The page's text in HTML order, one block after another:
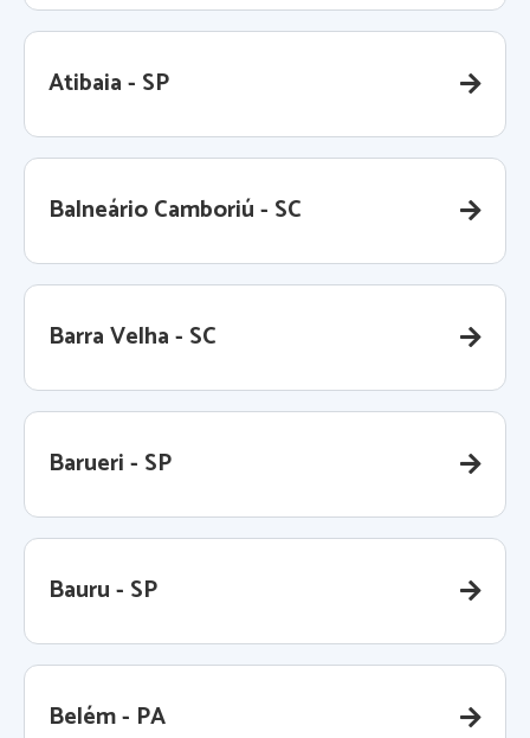
Atibaia - SP
Balneário Camboriú - SC
Barra Velha - SC
Barueri - SP
Bauru - SP
Belém - PA